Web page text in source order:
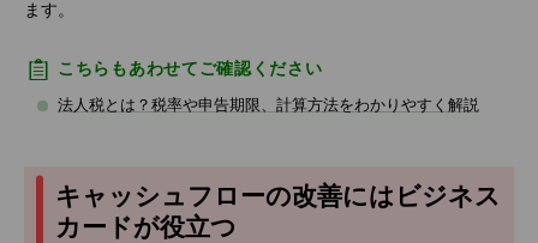
ます。
こちらもあわせてご確認ください
法人税とは？税率や申告期限、計算方法をわかりやすく解説
キャッシュフローの改善にはビジネス
カードが役立つ